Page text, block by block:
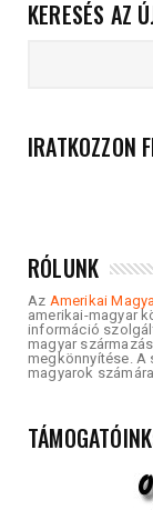
KERESÉS AZ
IRATKOZZON
RÓLUNK
Az Amerikai
amerikai-magyar
információ
magyar
megkönnyítése. A
magyarok